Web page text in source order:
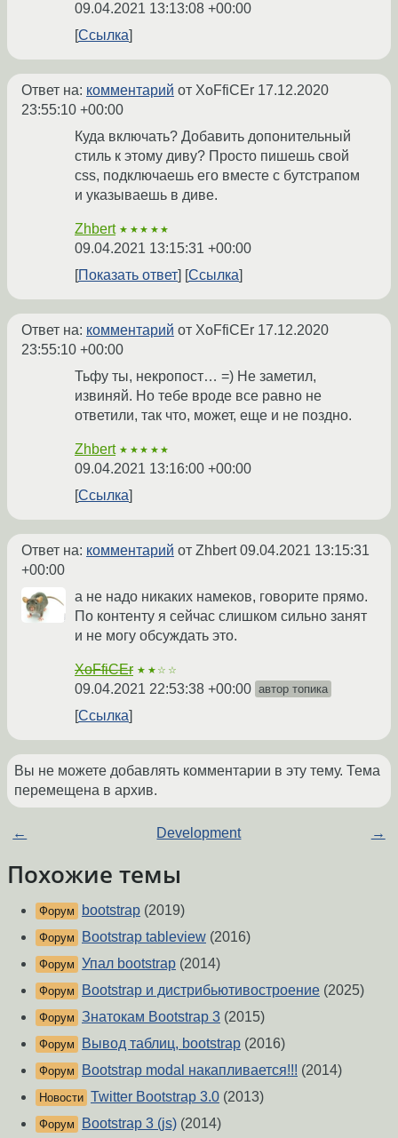
09.04.2021 13:13:08 +00:00
Ссылка
Ответ на: комментарий от XoFfiCEr 17.12.2020
23:55:10 +00:00
Куда включать? Добавить допонительный
стиль к этому диву? Просто пишешь свой
css, подключаешь его вместе с бутстрапом
и указываешь в диве.
Zhbert ★★★★★
09.04.2021 13:15:31 +00:00
Показать ответ
Ссылка
Ответ на: комментарий от XoFfiCEr 17.12.2020
23:55:10 +00:00
Тьфу ты, некропост… =) Не заметил,
извиняй. Но тебе вроде все равно не
ответили, так что, может, еще и не поздно.
Zhbert ★★★★★
09.04.2021 13:16:00 +00:00
Ссылка
Ответ на: комментарий от Zhbert09.04.2021 13:15:31
+00:00
а не надо никаких намеков, говорите прямо.
По контенту я сейчас слишком сильно занят
и не могу обсуждать это.
XoFfiCEr ★★☆☆
09.04.2021 22:53:38 +00:00 автор топика
Ссылка
Вы не можете добавлять комментарии в эту тему. Тема
перемещена в архив.
← Development →
Похожие темы
Форум bootstrap (2019)
Форум Bootstrap tableview (2016)
Форум Упал bootstrap (2014)
Форум Bootstrap и дистрибьютивостроение (2025)
Форум Знатокам Bootstrap 3 (2015)
Форум Вывод таблиц, bootstrap (2016)
Форум Bootstrap modal накапливается!!! (2014)
Новости Twitter Bootstrap 3.0 (2013)
Форум Bootstrap 3 (js) (2014)